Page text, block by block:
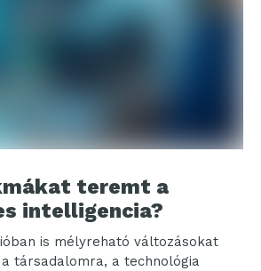
teremt a
intelligencia?
is mélyreható változásokat
társadalomra, a technológia